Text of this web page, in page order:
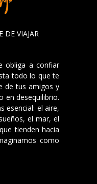
DE VIAJAR
obliga a confiar
todo lo que te
de tus amigos y
en desequilibrio.
esencial: el aire,
el mar, el
tienden hacia
como